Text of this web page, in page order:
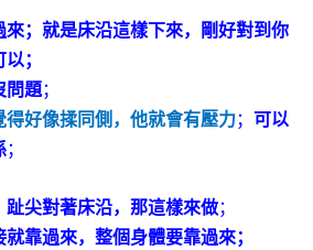
；就是床沿這樣下來，剛好對到你
；
問題；
得好像揉同側，他就會有壓力； 可以
；
尖對著床沿，那這樣來做；
靠過來，整個身體要靠過來；